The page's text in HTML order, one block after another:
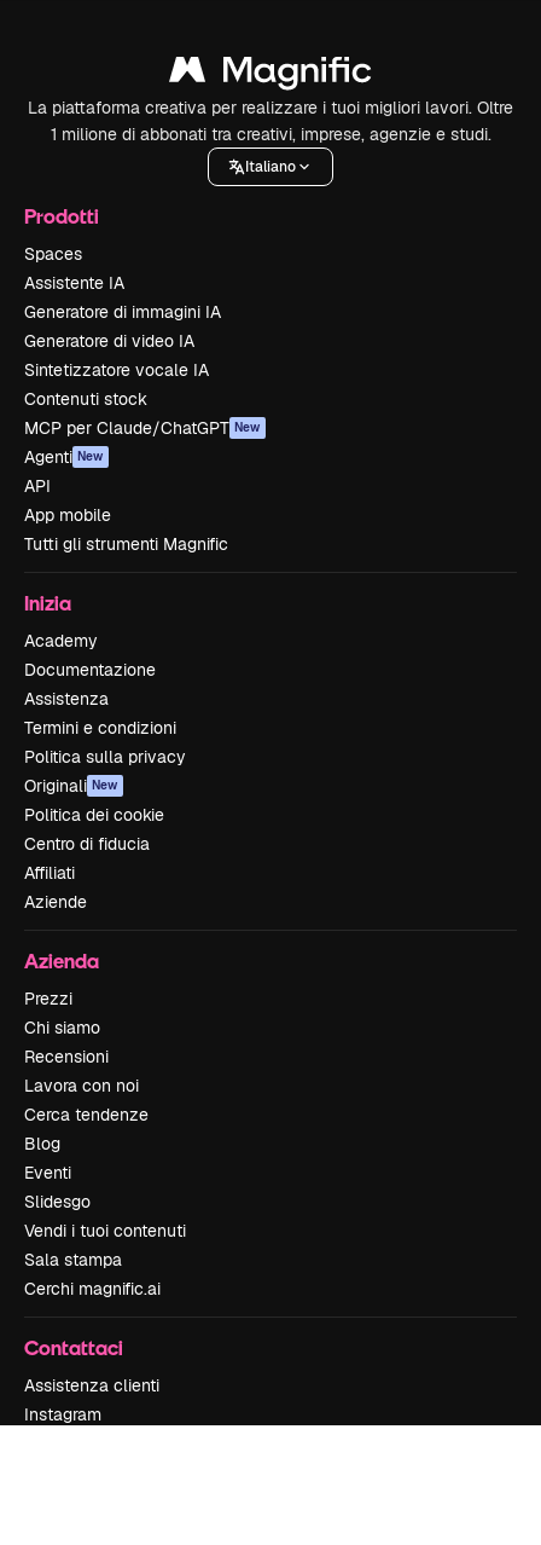
La piattaforma creativa per realizzare i tuoi migliori lavori. Oltre
1 milione di abbonati tra creativi, imprese, agenzie e studi.
Italiano
Prodotti
Spaces
Assistente IA
Generatore di immagini IA
Generatore di video IA
Sintetizzatore vocale IA
Contenuti stock
MCP per Claude/ChatGPT New
Agenti New
API
App mobile
Tutti gli strumenti Magnific
Inizia
Academy
Documentazione
Assistenza
Termini e condizioni
Politica sulla privacy
Originali New
Politica dei cookie
Centro di fiducia
Affiliati
Aziende
Azienda
Prezzi
Chi siamo
Recensioni
Lavora con noi
Cerca tendenze
Blog
Eventi
Slidesgo
Vendi i tuoi contenuti
Sala stampa
Cerchi magnific.ai
Contattaci
Assistenza clienti
Instagram